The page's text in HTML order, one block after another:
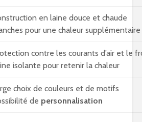
en laine douce et chaude
pour une chaleur supplémentaire
contre les courants d’air et le
isolante pour retenir la chaleur
choix de couleurs et de motifs
de personnalisation